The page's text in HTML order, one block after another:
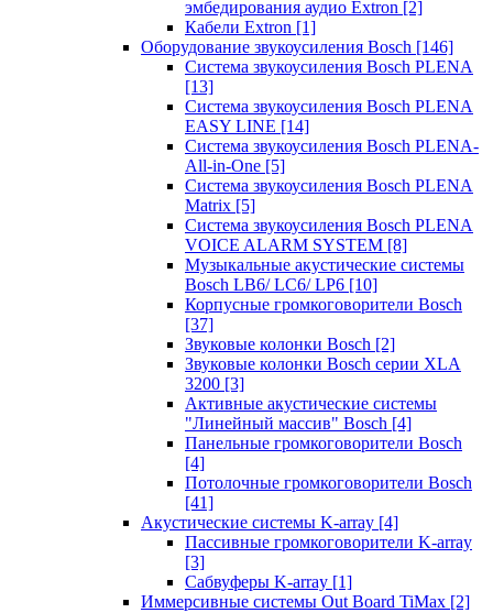
эмбедирования аудио Extron [2]
Кабели Extron [1]
Оборудование звукоусиления Bosch [146]
Система звукоусиления Bosch PLENA
[13]
Система звукоусиления Bosch PLENA
EASY LINE [14]
Система звукоусиления Bosch PLENA-
All-in-One [5]
Система звукоусиления Bosch PLENA
Matrix [5]
Система звукоусиления Bosch PLENA
VOICE ALARM SYSTEM [8]
Музыкальные акустические системы
Bosch LB6/ LC6/ LP6 [10]
Корпусные громкоговорители Bosch
[37]
Звуковые колонки Bosch [2]
Звуковые колонки Bosch серии XLA
3200 [3]
Активные акустические системы
"Линейный массив" Bosch [4]
Панельные громкоговорители Bosch
[4]
Потолочные громкоговорители Bosch
[41]
Акустические системы K-array [4]
Пассивные громкоговорители K-array
[3]
Сабвуферы K-array [1]
Иммерсивные системы Out Board TiMax [2]